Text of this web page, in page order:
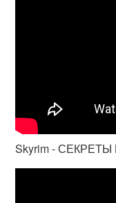
Skyrim - СЕКРЕТЫ